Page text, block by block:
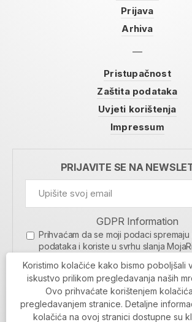
Prijava
Arhiva
Pristupačnost
Zaštita podataka
Uvjeti korištenja
Impressum
PRIJAVITE SE NA
GDPR Information
Prihvaćam da se moji podaci spremaju
podataka i koriste u svrhu slanja
MOJARIJEKA
PRIJAVI SE
Koristimo kolačiće kako bismo poboljšali
iskustvo prilikom pregledavanja naših
Ovo prihvaćate korištenjem
pregledavanjem stranice. Detaljne
kolačića na ovoj stranici dostupne su